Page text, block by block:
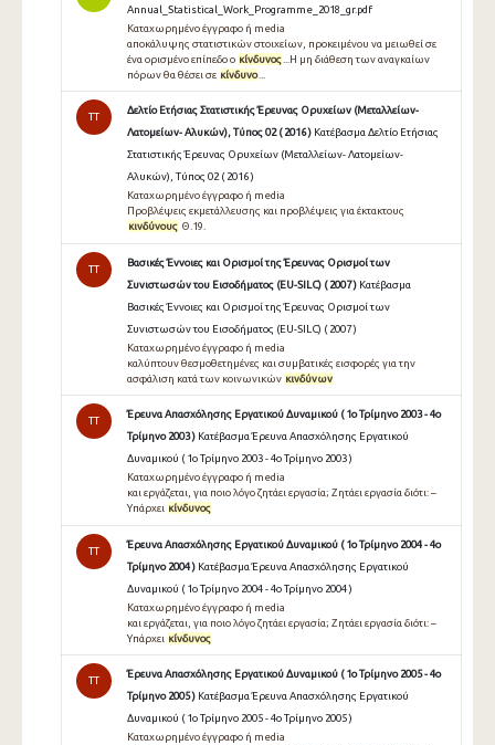
Annual_Statistical_Work_Programme_2018_gr.pdf
Καταχωρημένο έγγραφο ή media
αποκάλυψης στατιστικών στοιχείων, προκειμένου να μειωθεί σε
ένα ορισμένο επίπεδο ο κίνδυνος ...Η μη διάθεση των αναγκαίων
πόρων θα θέσει σε κίνδυνο...
TT
Δελτίο Ετήσιας Στατιστικής Έρευνας Ορυχείων (Μεταλλείων-
Λατομείων- Αλυκών), Τύπος 02 ( 2016 ) Κατέβασμα Δελτίο Ετήσιας
Στατιστικής Έρευνας Ορυχείων (Μεταλλείων- Λατομείων-
Αλυκών), Τύπος 02 ( 2016 )
Καταχωρημένο έγγραφο ή media
Προβλέψεις εκμετάλλευσης και προβλέψεις για έκτακτους
κινδύνους Θ.19.
TT
Βασικές Έννοιες και Ορισμοί της Έρευνας Ορισμοί των
Συνιστωσών του Εισοδήματος (EU-SILC) ( 2007 ) Κατέβασμα
Βασικές Έννοιες και Ορισμοί της Έρευνας Ορισμοί των
Συνιστωσών του Εισοδήματος (EU-SILC) ( 2007 )
Καταχωρημένο έγγραφο ή media
καλύπτουν θεσμοθετημένες και συμβατικές εισφορές για την
ασφάλιση κατά των κοινωνικών κινδύνων
TT
Έρευνα Απασχόλησης Εργατικού Δυναμικού ( 1ο Τρίμηνο 2003 - 4ο
Τρίμηνο 2003 ) Κατέβασμα Έρευνα Απασχόλησης Εργατικού
Δυναμικού ( 1ο Τρίμηνο 2003 - 4ο Τρίμηνο 2003 )
Καταχωρημένο έγγραφο ή media
και εργάζεται, για ποιο λόγο ζητάει εργασία; Ζητάει εργασία διότι: –
Υπάρχει κίνδυνος
TT
Έρευνα Απασχόλησης Εργατικού Δυναμικού ( 1ο Τρίμηνο 2004 - 4ο
Τρίμηνο 2004 ) Κατέβασμα Έρευνα Απασχόλησης Εργατικού
Δυναμικού ( 1ο Τρίμηνο 2004 - 4ο Τρίμηνο 2004 )
Καταχωρημένο έγγραφο ή media
και εργάζεται, για ποιο λόγο ζητάει εργασία; Ζητάει εργασία διότι: –
Υπάρχει κίνδυνος
TT
Έρευνα Απασχόλησης Εργατικού Δυναμικού ( 1ο Τρίμηνο 2005 - 4ο
Τρίμηνο 2005 ) Κατέβασμα Έρευνα Απασχόλησης Εργατικού
Δυναμικού ( 1ο Τρίμηνο 2005 - 4ο Τρίμηνο 2005 )
Καταχωρημένο έγγραφο ή media